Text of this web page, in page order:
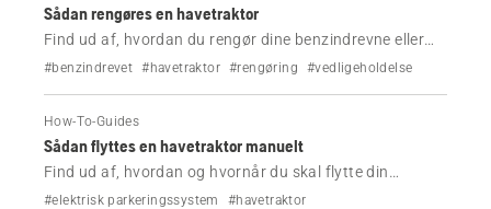
Sådan rengøres en havetraktor
Find ud af, hvordan du rengør dine benzindrevne eller
batteridrevne havetraktorer.
#benzindrevet #havetraktor #rengøring #vedligeholdelse
How-To-Guides
Sådan flyttes en havetraktor manuelt
Find ud af, hvordan og hvornår du skal flytte din
Husqvarna-havetraktor.
#elektrisk parkeringssystem #havetraktor